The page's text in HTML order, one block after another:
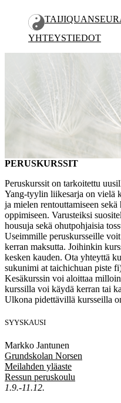
TAIJIQUAN
YHTEYSTIEDOT
PERUSKURSSIT
Peruskurssit on tarkoitettu
Yang-tyylin liikesarja on vielä
ja mielen rentouttamiseen
oppimiseen. Varusteiksi
housuja sekä ohutpohjaisia
Useimmille peruskursseille
kerran maksutta. Joihinkin
kesken kauden. Ota yhteyttä
sukunimi at taichichuan piste
Kesäkurssin voi aloittaa
kurssilla voi käydä kerran tai
Ulkona pidettävillä kursseilla
SYYSKAUSI
Markko Jantunen
Grundskolan Norsen
Meilahden yläaste
Ressun peruskoulu
1.9.-11.12.